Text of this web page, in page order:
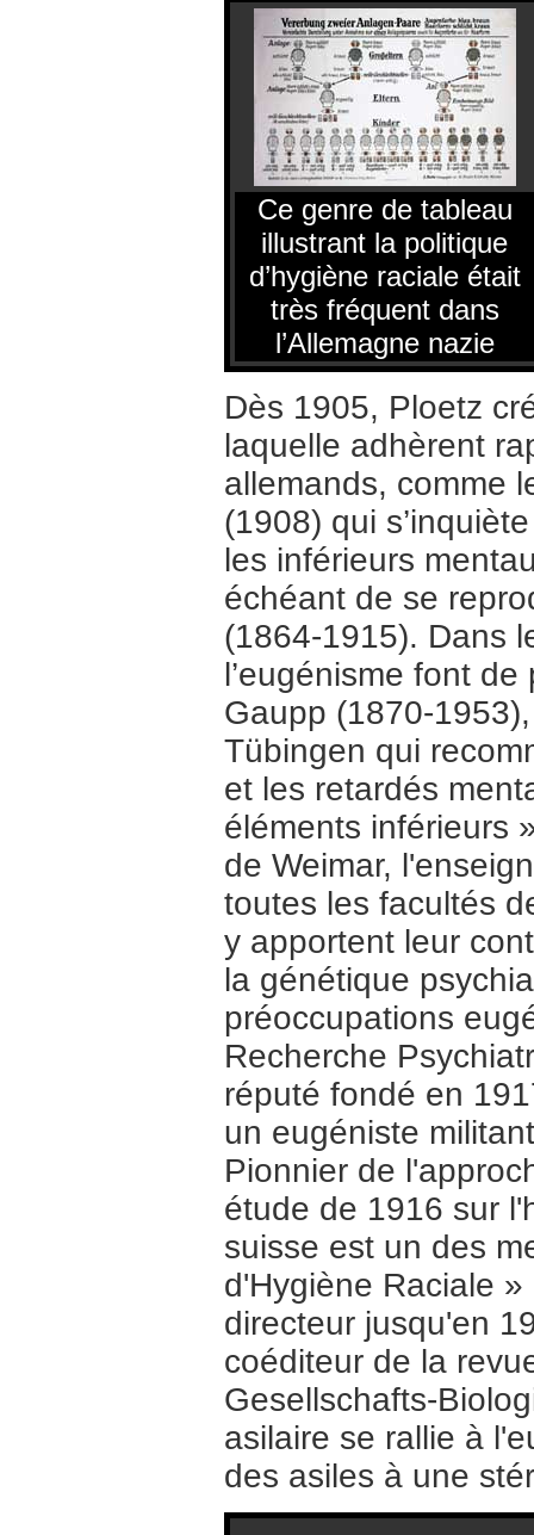
Ce genre de tableau
illustrant la politique
d’hygiène raciale était
très fréquent dans
l’Allemagne nazie
Dès 1905, Ploetz
laquelle adhèrent
allemands, comme
(1908) qui
les inférieurs
échéant de se
(1864-1915). Dans
l’eugénisme font
Gaupp (1870-
Tübingen qui
et les retardés
éléments inférieurs
de Weimar,
toutes les facultés
y apportent leur
la génétique
préoccupations
Recherche
réputé fondé en
un eugéniste
Pionnier de
étude de 1916 sur
suisse est un des
d'Hygiène Raciale
directeur jusqu'en
coéditeur de la
Gesellschafts-
asilaire se rallie à
des asiles à une